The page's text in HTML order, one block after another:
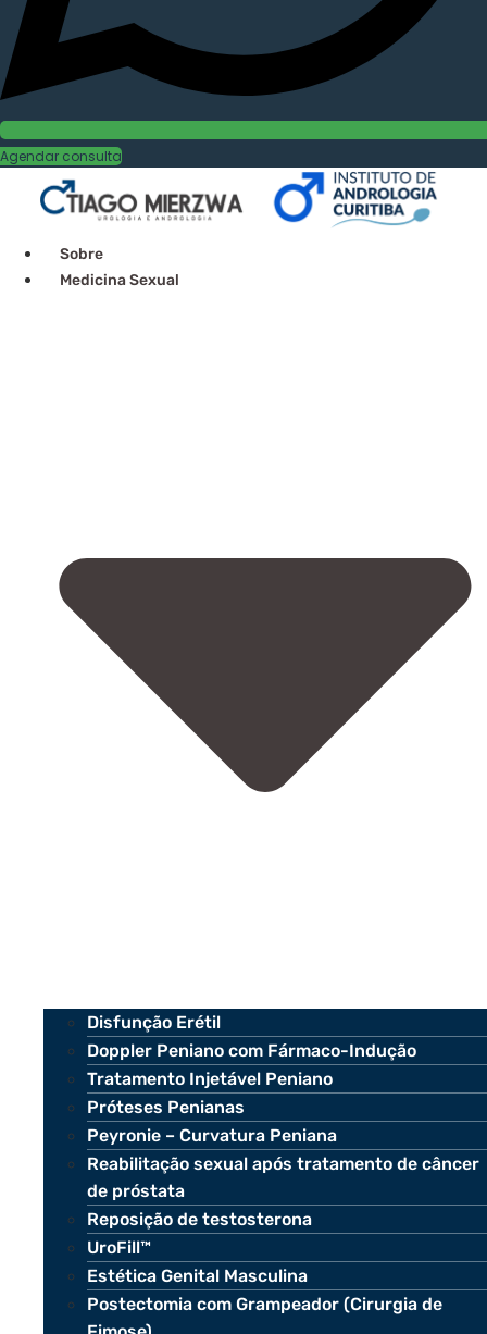
Agendar consulta
Sobre
Medicina Sexual
Disfunção Erétil
Doppler Peniano com Fármaco-Indução
Tratamento Injetável Peniano
Próteses Penianas
Peyronie – Curvatura Peniana
Reabilitação sexual após tratamento de câncer
de próstata
Reposição de testosterona
UroFill™
Estética Genital Masculina
Postectomia com Grampeador (Cirurgia de